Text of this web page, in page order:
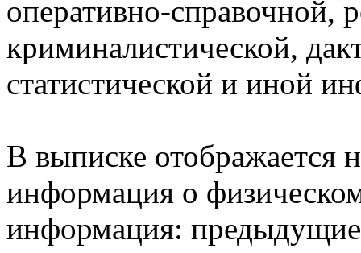
оперативно-справочной,
криминалистической,
статистической и иной
В выписке отображается
информация о
информация: